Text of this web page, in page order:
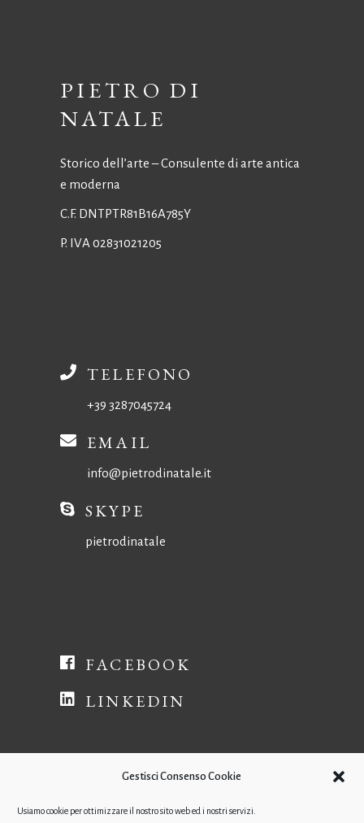
Gestisci Consenso Cookie
Usiamo cookie per ottimizzare il nostro sito web ed i nostri servizi.
PIETRO DI
NATALE
Storico dell’arte – Consulente di arte antica
e moderna
C.F. DNTPTR81B16A785Y
P. IVA 02831021205
TELEFONO
+39 3287045724
EMAIL
info@pietrodinatale.it
SKYPE
pietrodinatale
FACEBOOK
LINKEDIN